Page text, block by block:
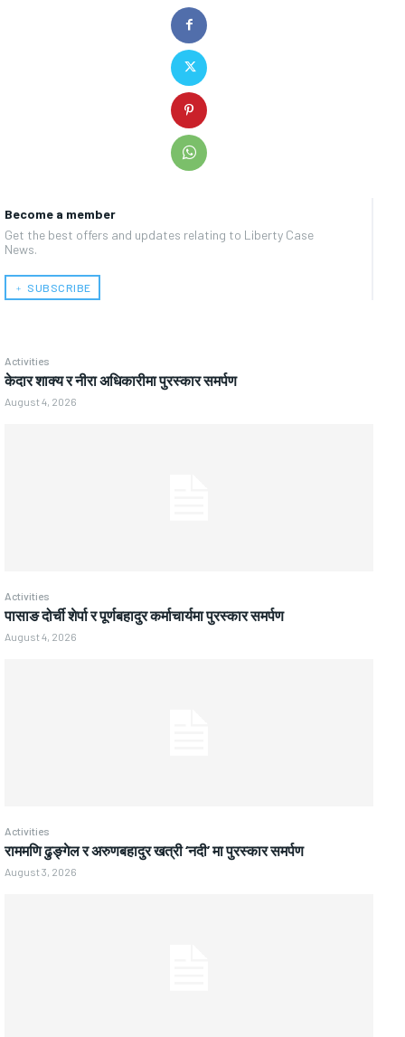
Become a member
Get the best offers and updates relating to Liberty Case
News.
﹢ SUBSCRIBE
Activities
केदार शाक्य र नीरा अधिकारीमा पुरस्कार समर्पण
August 4, 2026
Activities
पासाङ दोर्ची शेर्पा र पूर्णबहादुर कर्माचार्यमा पुरस्कार समर्पण
August 4, 2026
Activities
राममणि ढुङ्गेल र अरुणबहादुर खत्री ‘नदी’ मा पुरस्कार समर्पण
August 3, 2026